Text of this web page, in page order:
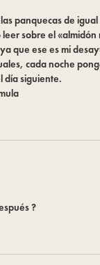
panquecas de
sobre el
que ese es mi
cada noche
día siguiente.
?